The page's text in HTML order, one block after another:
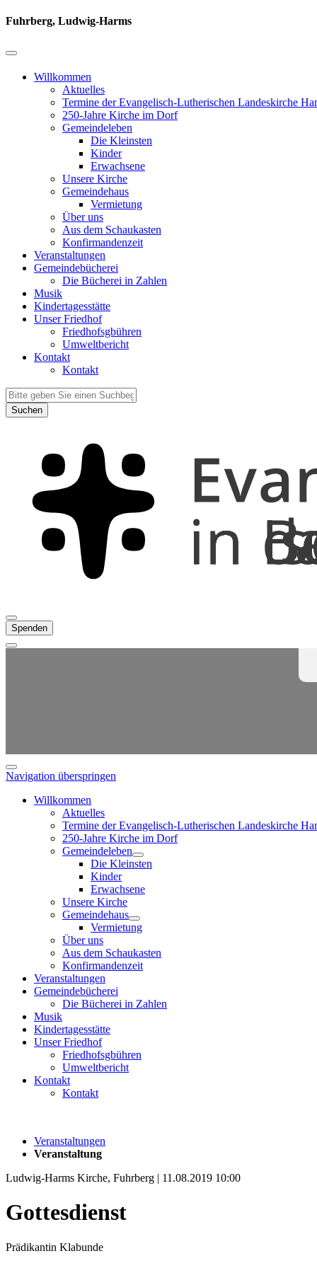
Fuhrberg, Ludwig-Harms
Willkommen
Aktuelles
Termine der Evangelisch-Lutherischen Landeskirche
250-Jahre Kirche im Dorf
Gemeindeleben
Die Kleinsten
Kinder
Erwachsene
Unsere Kirche
Gemeindehaus
Vermietung
Über uns
Aus dem Schaukasten
Konfirmandenzeit
Veranstaltungen
Gemeindebücherei
Die Bücherei in Zahlen
Musik
Kindertagesstätte
Unser Friedhof
Friedhofsgbühren
Umweltbericht
Kontakt
Kontakt
Suchen
Spenden
Navigation überspringen
Willkommen
Aktuelles
Termine der Evangelisch-Lutherischen Landeskirche
250-Jahre Kirche im Dorf
Gemeindeleben
Die Kleinsten
Kinder
Erwachsene
Unsere Kirche
Gemeindehaus
Vermietung
Über uns
Aus dem Schaukasten
Konfirmandenzeit
Veranstaltungen
Gemeindebücherei
Die Bücherei in Zahlen
Musik
Kindertagesstätte
Unser Friedhof
Friedhofsgbühren
Umweltbericht
Kontakt
Kontakt
Veranstaltungen
Veranstaltung
Ludwig-Harms Kirche, Fuhrberg | 11.08.2019 10:00
Gottesdienst
Prädikantin Klabunde